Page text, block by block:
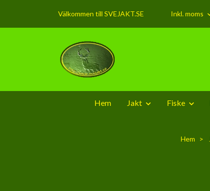
Välkommen till SVEJAKT.SE Inkl. moms
Hem Jakt Fiske
Hem